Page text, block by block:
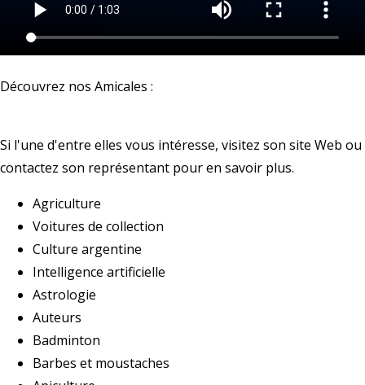
Découvrez nos Amicales :
Si l'une d'entre elles vous intéresse, visitez son site Web ou
contactez son représentant pour en savoir plus.
Agriculture
Voitures de collection
Culture argentine
Intelligence artificielle
Astrologie
Auteurs
Badminton
Barbes et moustaches